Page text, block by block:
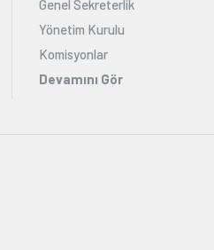
Genel Sekreterlik
Yönetim Kurulu
Komisyonlar
Devamını Gör